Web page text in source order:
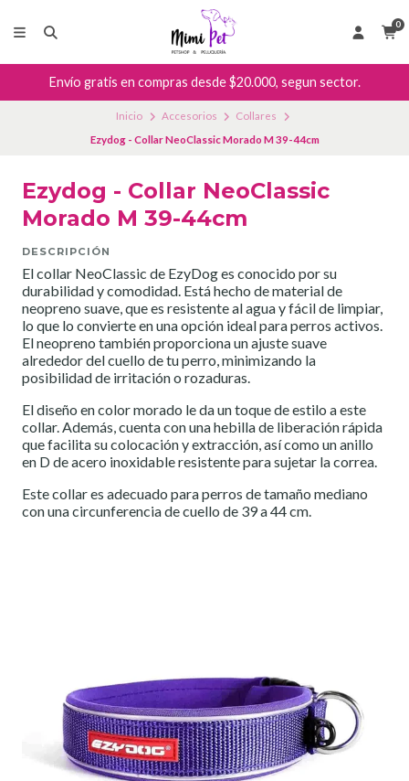
0
Envío gratis en compras desde $20.000, segun sector.
Inicio Accesorios
Collares
Ezydog - Collar NeoClassic Morado M 39-44cm
Ezydog - Collar NeoClassic
Morado M 39-44cm
DESCRIPCIÓN
El collar NeoClassic de EzyDog es conocido por su
durabilidad y comodidad. Está hecho de material de
neopreno suave, que es resistente al agua y fácil de limpiar,
lo que lo convierte en una opción ideal para perros activos.
El neopreno también proporciona un ajuste suave
alrededor del cuello de tu perro, minimizando la
posibilidad de irritación o rozaduras.
El diseño en color morado le da un toque de estilo a este
collar. Además, cuenta con una hebilla de liberación rápida
que facilita su colocación y extracción, así como un anillo
en D de acero inoxidable resistente para sujetar la correa.
Este collar es adecuado para perros de tamaño mediano
con una circunferencia de cuello de 39 a 44 cm.